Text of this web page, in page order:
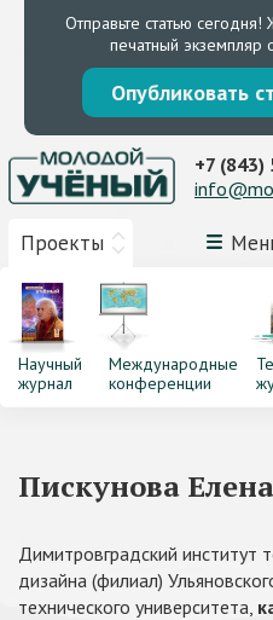
Отправьте статью сегодня!
печатный экземпляр
Опубликовать
Проекты
+7 (843)
Научный
журнал
Международные
конференции
Пискунова
Димитровградский институт
дизайна (филиал)
технического университета,